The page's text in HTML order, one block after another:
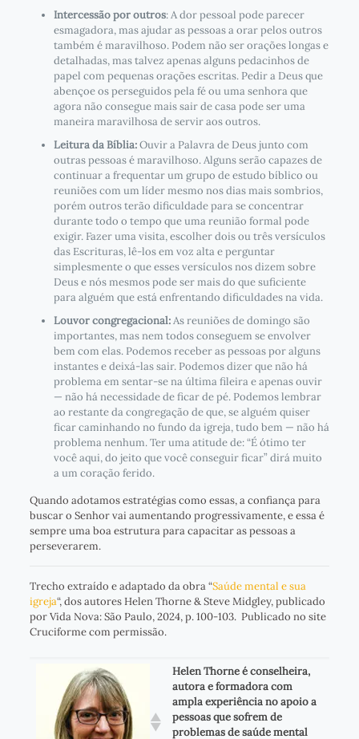
Intercessão por outros: A dor pessoal pode parecer
esmagadora, mas ajudar as pessoas a orar pelos outros
também é maravilhoso. Podem não ser orações longas e
detalhadas, mas talvez apenas alguns pedacinhos de
papel com pequenas orações escritas. Pedir a Deus que
abençoe os perseguidos pela fé ou uma senhora que
agora não consegue mais sair de casa pode ser uma
maneira maravilhosa de servir aos outros.
Leitura da Bíblia:Ouvir a Palavra de Deus junto com
outras pessoas é maravilhoso. Alguns serão capazes de
continuar a frequentar um grupo de estudo bíblico ou
reuniões com um líder mesmo nos dias mais sombrios,
porém outros terão dificuldade para se concentrar
durante todo o tempo que uma reunião formal pode
exigir. Fazer uma visita, escolher dois ou três versículos
das Escrituras, lê-los em voz alta e perguntar
simplesmente o que esses versículos nos dizem sobre
Deus e nós mesmos pode ser mais do que suficiente
para alguém que está enfrentando dificuldades na vida.
Louvor congregacional:As reuniões de domingo são
importantes, mas nem todos conseguem se envolver
bem com elas. Podemos receber as pessoas por alguns
instantes e deixá-las sair. Podemos dizer que não há
problema em sentar-se na última fileira e apenas ouvir
— não há necessidade de ficar de pé. Podemos lembrar
ao restante da congregação de que, se alguém quiser
ficar caminhando no fundo da igreja, tudo bem — não há
problema nenhum. Ter uma atitude de: “É ótimo ter
você aqui, do jeito que você conseguir ficar” dirá muito
a um coração ferido.
Quando adotamos estratégias como essas, a confiança para
buscar o Senhor vai aumentando progressivamente, e essa é
sempre uma boa estrutura para capacitar as pessoas a
perseverarem.
Trecho extraído e adaptado da obra “Saúde mental e sua
igreja“, dos autores Helen Thorne & Steve Midgley, publicado
por Vida Nova: São Paulo, 2024, p. 100-103. Publicado no site
Cruciforme com permissão.
Helen Thorne é conselheira,
autora e formadora com
ampla experiência no apoio a
pessoas que sofrem de
problemas de saúde mental